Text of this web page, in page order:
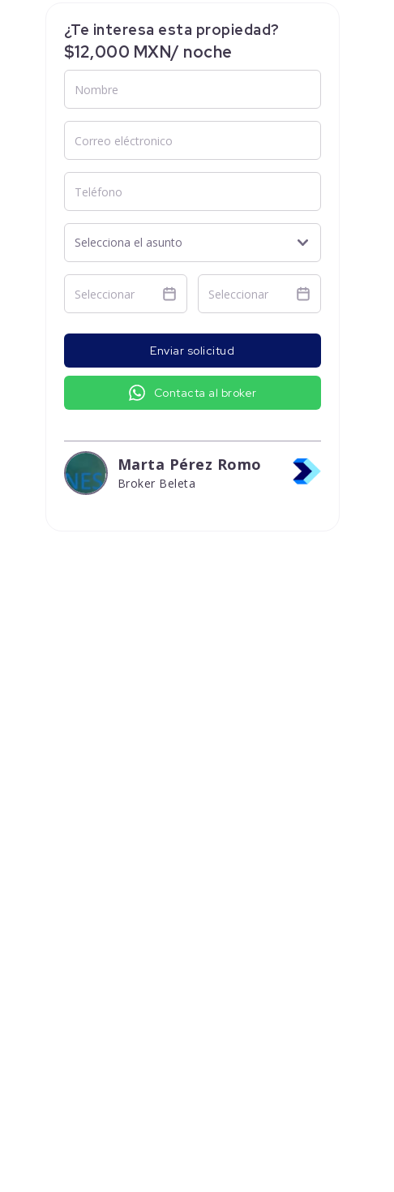
¿Te interesa esta propiedad?
$12,000 MXN/ noche
Enviar solicitud
Contacta al broker
Marta Pérez Romo
Broker Beleta